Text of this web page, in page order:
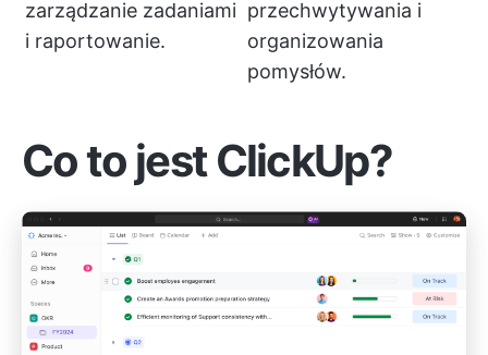
zarządzanie zadaniami
i raportowanie.
przechwytywania i
organizowania
pomysłów.
Co to jest ClickUp?